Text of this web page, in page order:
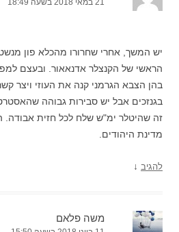
21 במאי 2018 בשעה 18:49
יש המשך, אחרי שחרורו מהכלא פון
הראשי של הקנצלר אדנאאור. ובעצם
בהן הצבא הגרמני קנה את העוזי ויצר
בגנזכים אבל יש סבירות גבוהה
זה שהיטלר ימ"ש שלח לכל חזית
מדינת היהודים.
להגיב ↓
משה פלאם